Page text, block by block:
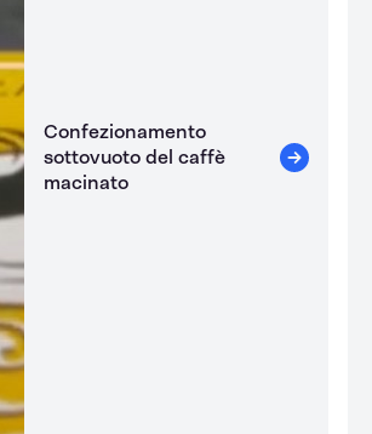
Confezionamento
sottovuoto del caffè
macinato